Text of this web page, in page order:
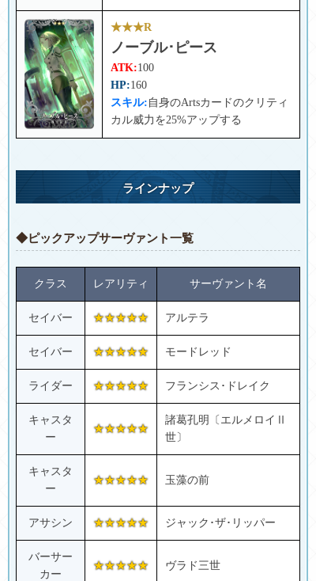
★★★R
ノーブル･ピース
ATK:100
HP:160
スキル: 自身のArtsカードのクリティ
カル威力を25%アップする
ラインナップ
◆ピックアップサーヴァント一覧
クラス レアリティ サーヴァント名
セイバー ★★★★★ アルテラ
セイバー ★★★★★ モードレッド
ライダー ★★★★★ フランシス･ドレイク
キャスタ
ー
★★★★★
諸葛孔明〔エルメロイⅡ
世〕
キャスタ
ー
★★★★★ 玉藻の前
アサシン ★★★★★ ジャック･ザ･リッパー
バーサー
カー
★★★★★ ヴラド三世